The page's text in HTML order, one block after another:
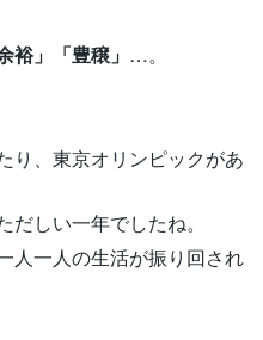
裕」「豊穣」 …。
り、東京オリンピックがあ
しい一年でしたね。
人一人の生活が振り回され